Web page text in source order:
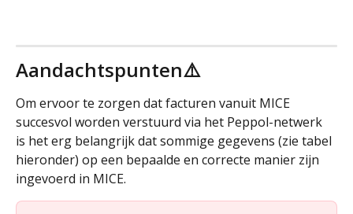
Aandachtspunten⚠️
Om ervoor te zorgen dat facturen vanuit MICE
succesvol worden verstuurd via het Peppol-netwerk
is het erg belangrijk dat sommige gegevens (zie tabel
hieronder) op een bepaalde en correcte manier zijn
ingevoerd in MICE.